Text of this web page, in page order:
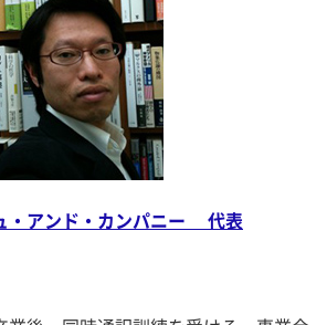
・アンド・カンパニー 代表